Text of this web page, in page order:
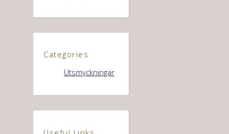
Categories
Utsmyckningar